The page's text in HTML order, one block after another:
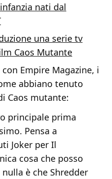
nati dal
una serie tv
Caos Mutante
Empire Magazine, i
abbiano tenuto
Caos mutante:
principale prima
Pensa a
Joker per Il
cosa che posso
è che Shredder